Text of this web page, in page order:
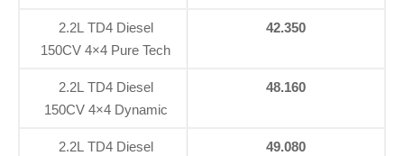
2.2L TD4 Diesel
150CV 4×4 Pure Tech
42.350
2.2L TD4 Diesel
150CV 4×4 Dynamic
48.160
2.2L TD4 Diesel
49.080